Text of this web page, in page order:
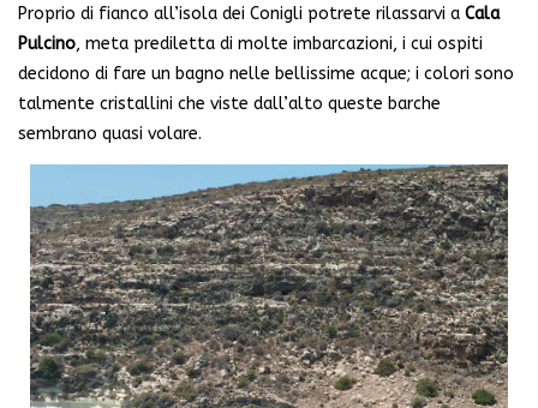
Proprio di fianco all’isola dei Conigli potrete rilassarvi a Cala
Pulcino, meta prediletta di molte imbarcazioni, i cui ospiti
decidono di fare un bagno nelle bellissime acque; i colori sono
talmente cristallini che viste dall’alto queste barche
sembrano quasi volare.